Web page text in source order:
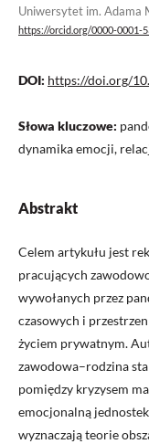
Uniwersytet im. Adama
https://orcid.org/0000-0001-
DOI: https://doi.org/
Słowa kluczowe:
dynamika emocji,
Abstrakt
Celem artykułu jest
pracujących
wywołanych przez
czasowych i
życiem prywatnym.
zawodowa–rodzina
pomiędzy kryzysem
emocjonalną
wyznaczają teorie